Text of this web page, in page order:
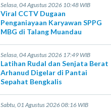
Selasa, 04 Agustus 2026 10:48 WIB
Viral CCTV Dugaan
Penganiayaan Karyawan SPPG
MBG di Talang Muandau
Selasa, 04 Agustus 2026 17:49 WIB
Latihan Rudal dan Senjata Berat
Arhanud Digelar di Pantai
Sepahat Bengkalis
Sabtu, 01 Agustus 2026 08:16 WIB